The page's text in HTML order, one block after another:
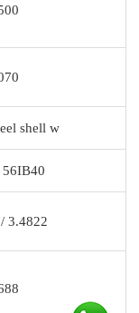
shell w
56IB40
3.4822